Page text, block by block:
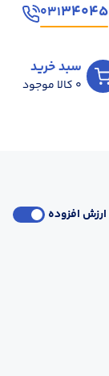
۳۴۰۴۵۰۳۱
سبد خرید
0 کالا موجود